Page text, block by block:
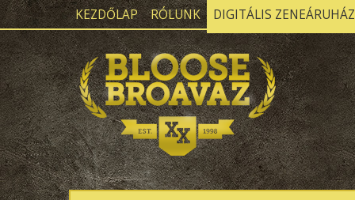
KEZDŐLAP RÓLUNK DIGITÁLIS ZENEÁRUHÁZ